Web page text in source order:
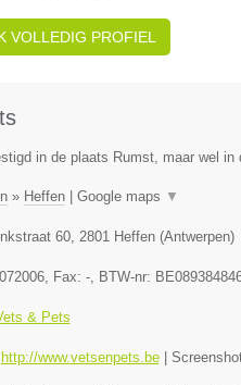
VOLLEDIG PROFIEL
in de plaats Rumst, maar wel in
» Heffen| Google maps ▼
60, 2801 Heffen(Antwerpen)
, Fax: -, BTW-nr:
& Pets
http://www.vetsenpets.be|